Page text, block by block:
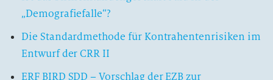
„Demografiefalle“?
Die Standardmethode für Kontrahentenrisiken im
Entwurf der CRR II
ERF BIRD SDD – Vorschlag der EZB zur